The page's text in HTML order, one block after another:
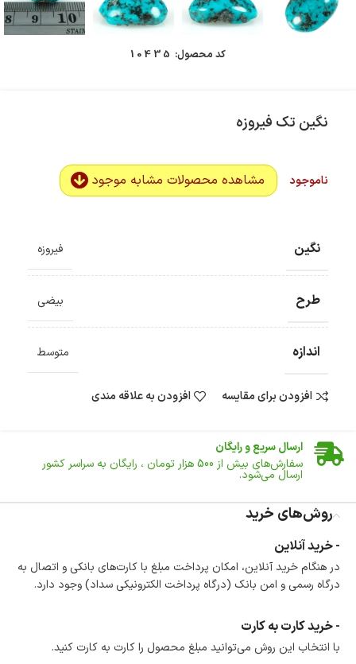
کد محصول: 10435
نگین تک فیروزه
ناموجود مشاهده محصولات مشابه موجود
نگین فیروزه
طرح بیضی
اندازه متوسط
افزودن برای مقایسه افزودن به علاقه مندی
ضمانت اصالت کالا
ارسال سریع و رایگان
سفارش‌های بیش از 500 هزار تومان ، رایگان به سراسر کشور
ارسال می‌شود.
تا 14 روز پس از تحویل کالا می‌توانید آن را برگشت دهید.
امکان پرداخت در محل
در هنگام خرید محصول، امکان انتخاب پرداخت در محل
وجود دارد.
امکان پرداخت اقساطی
است.
ضمانت اصالت کالا
گارانتی معتبر برای تمامی محصولات ارائه می‌شود.
روش‌های خرید
- خرید آنلاین
در هنگام خرید آنلاین، امکان پرداخت مبلغ با کارت‌های بانکی و اتصال به
درگاه رسمی و امن بانک (درگاه پرداخت الکترونیکی سداد) وجود دارد.
- خرید کارت به کارت
با انتخاب این روش می‌توانید مبلغ محصول را کارت به کارت کنید.